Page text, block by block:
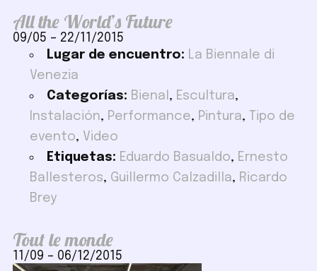
All the World’s Future
09/05 – 22/11/2015
Lugar de encuentro: La Biennale di
Venezia
Categorías: Bienal , Escultura,
Instalación, Performance, Pintura,
Tipo de
evento, Video
Etiquetas: Eduardo Basualdo, Ernesto
Ballesteros, Guillermo Calzadilla, Ricardo
Brey
Tout le monde
11/09 – 06/12/2015